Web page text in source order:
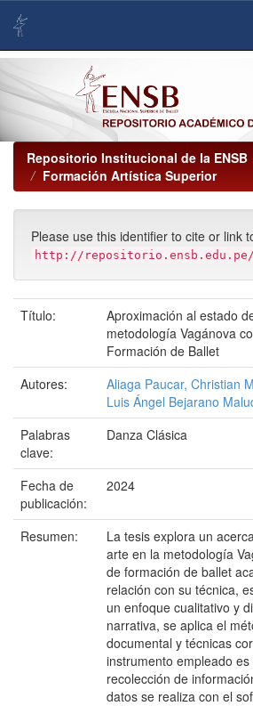
navigation
Repositorio Institucional de la ENSB
Formación Artística Superior
Please use this identifier to cite or link
http://repositorio.ensb.edu.pe/
Título:
Aproximación al estado
metodología Vagánova
Formación de Ballet
Autores:
Aliaga Paucar, Christian
Luis Ángel Bejarano
Palabras
clave:
Danza Clásica
Fecha de
publicación:
2024
Resumen:
La tesis explora un
arte en la metodología
de formación de ballet
relación con su técnica,
un enfoque cualitativo y
narrativa, se aplica el
documental y técnicas
instrumento empleado
recolección de
datos se realiza con el